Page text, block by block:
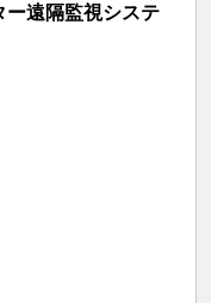
ー遠隔監視システ